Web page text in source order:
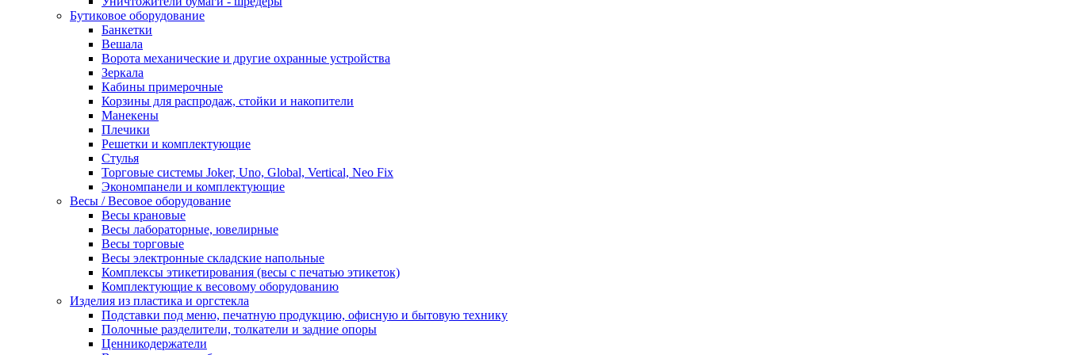
Бутиковое оборудование
Банкетки
Вешала
Ворота механические и другие охранные устройства
Зеркала
Кабины примерочные
Корзины для распродаж, стойки и накопители
Манекены
Плечики
Решетки и комплектующие
Стулья
Торговые системы Joker, Uno, Global, Vertical, Neo Fix
Экономпанели и комплектующие
Весы / Весовое оборудование
Весы крановые
Весы лабораторные, ювелирные
Весы торговые
Весы электронные складские напольные
Комплексы этикетирования (весы с печатью этикеток)
Комплектующие к весовому оборудованию
Изделия из пластика и оргстекла
Подставки под меню, печатную продукцию, офисную и бытовую технику
Полочные разделители, толкатели и задние опоры
Ценникодержатели